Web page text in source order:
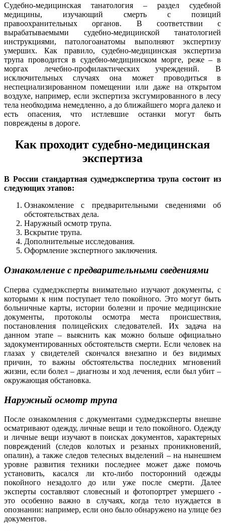
Судебно-медицинская танатология – раздел судебной
медицины, изучающий смерть с позиций
правоохранительных органов. В соответствии с
вырабатываемыми судебно-медицинской танатологией
инструкциями, патологоанатомы выполняют экспертизу
умерших. Как правило, судебно-медицинская экспертиза
трупа проводится в судебно-медицинском морге, реже – в
моргах лечебно-профилактических учреждений. В
исключительных случаях она может проводиться в
неспециализированном помещении или даже на открытом
воздухе, например, если экспертиза эксгумированного в лесу
тела необходима немедленно, а до ближайшего морга далеко и
есть опасения, что истлевшие останки могут быть
повреждены в дороге.
Как проходит судебно-медицинская
экспертиза
В России стандартная судмедэкспертиза трупа состоит из
следующих этапов:
Ознакомление с предварительными сведениями об
обстоятельствах дела.
Наружный осмотр трупа.
Вскрытие трупа.
Дополнительные исследования.
Оформление экспертного заключения.
Ознакомление с предварительными сведениями
Сперва судмедэксперты внимательно изучают документы, с
которыми к ним поступает тело покойного. Это могут быть
больничные карты, истории болезни и прочие медицинские
документы, протоколы осмотра места происшествия,
постановления полицейских следователей. Их задача на
данном этапе – выяснить как можно больше официально
задокументированных обстоятельств смерти. Если человек на
глазах у свидетелей скончался внезапно и без видимых
причин, то важны обстоятельства последних мгновений
жизни, если болел – диагнозы и ход лечения, если был убит –
окружающая обстановка.
Наружный осмотр трупа
После ознакомления с документами судмедэксперты внешне
осматривают одежду, личные вещи и тело покойного. Одежду
и личные вещи изучают в поисках документов, характерных
повреждений (следов колотых и резаных проникновений,
опалин), а также следов телесных выделений – на нынешнем
уровне развития техники последнее может даже помочь
установить, касался ли кто-либо посторонний одежды
покойного незадолго до или уже после смерти. Далее
эксперты составляют словесный и фотопортрет умершего -
это особенно важно в случаях, когда тело нуждается в
опознании: например, если оно было обнаружено на улице без
документов.